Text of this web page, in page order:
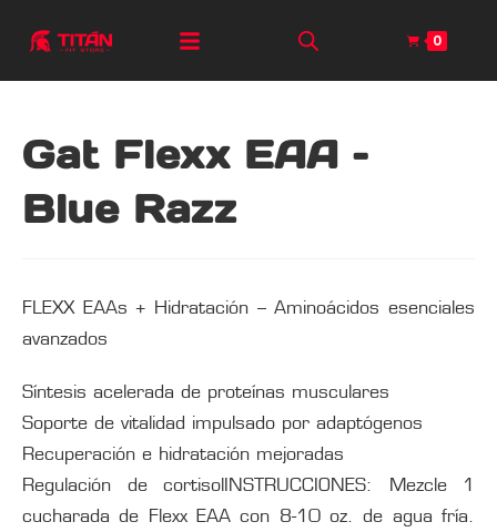
0
Gat Flexx EAA –
Blue Razz
FLEXX EAAs + Hidratación – Aminoácidos esenciales
avanzados
Síntesis acelerada de proteínas musculares
Soporte de vitalidad impulsado por adaptógenos
Recuperación e hidratación mejoradas
Regulación de cortisolINSTRUCCIONES: Mezcle 1
cucharada de Flexx EAA con 8-10 oz. de agua fría.